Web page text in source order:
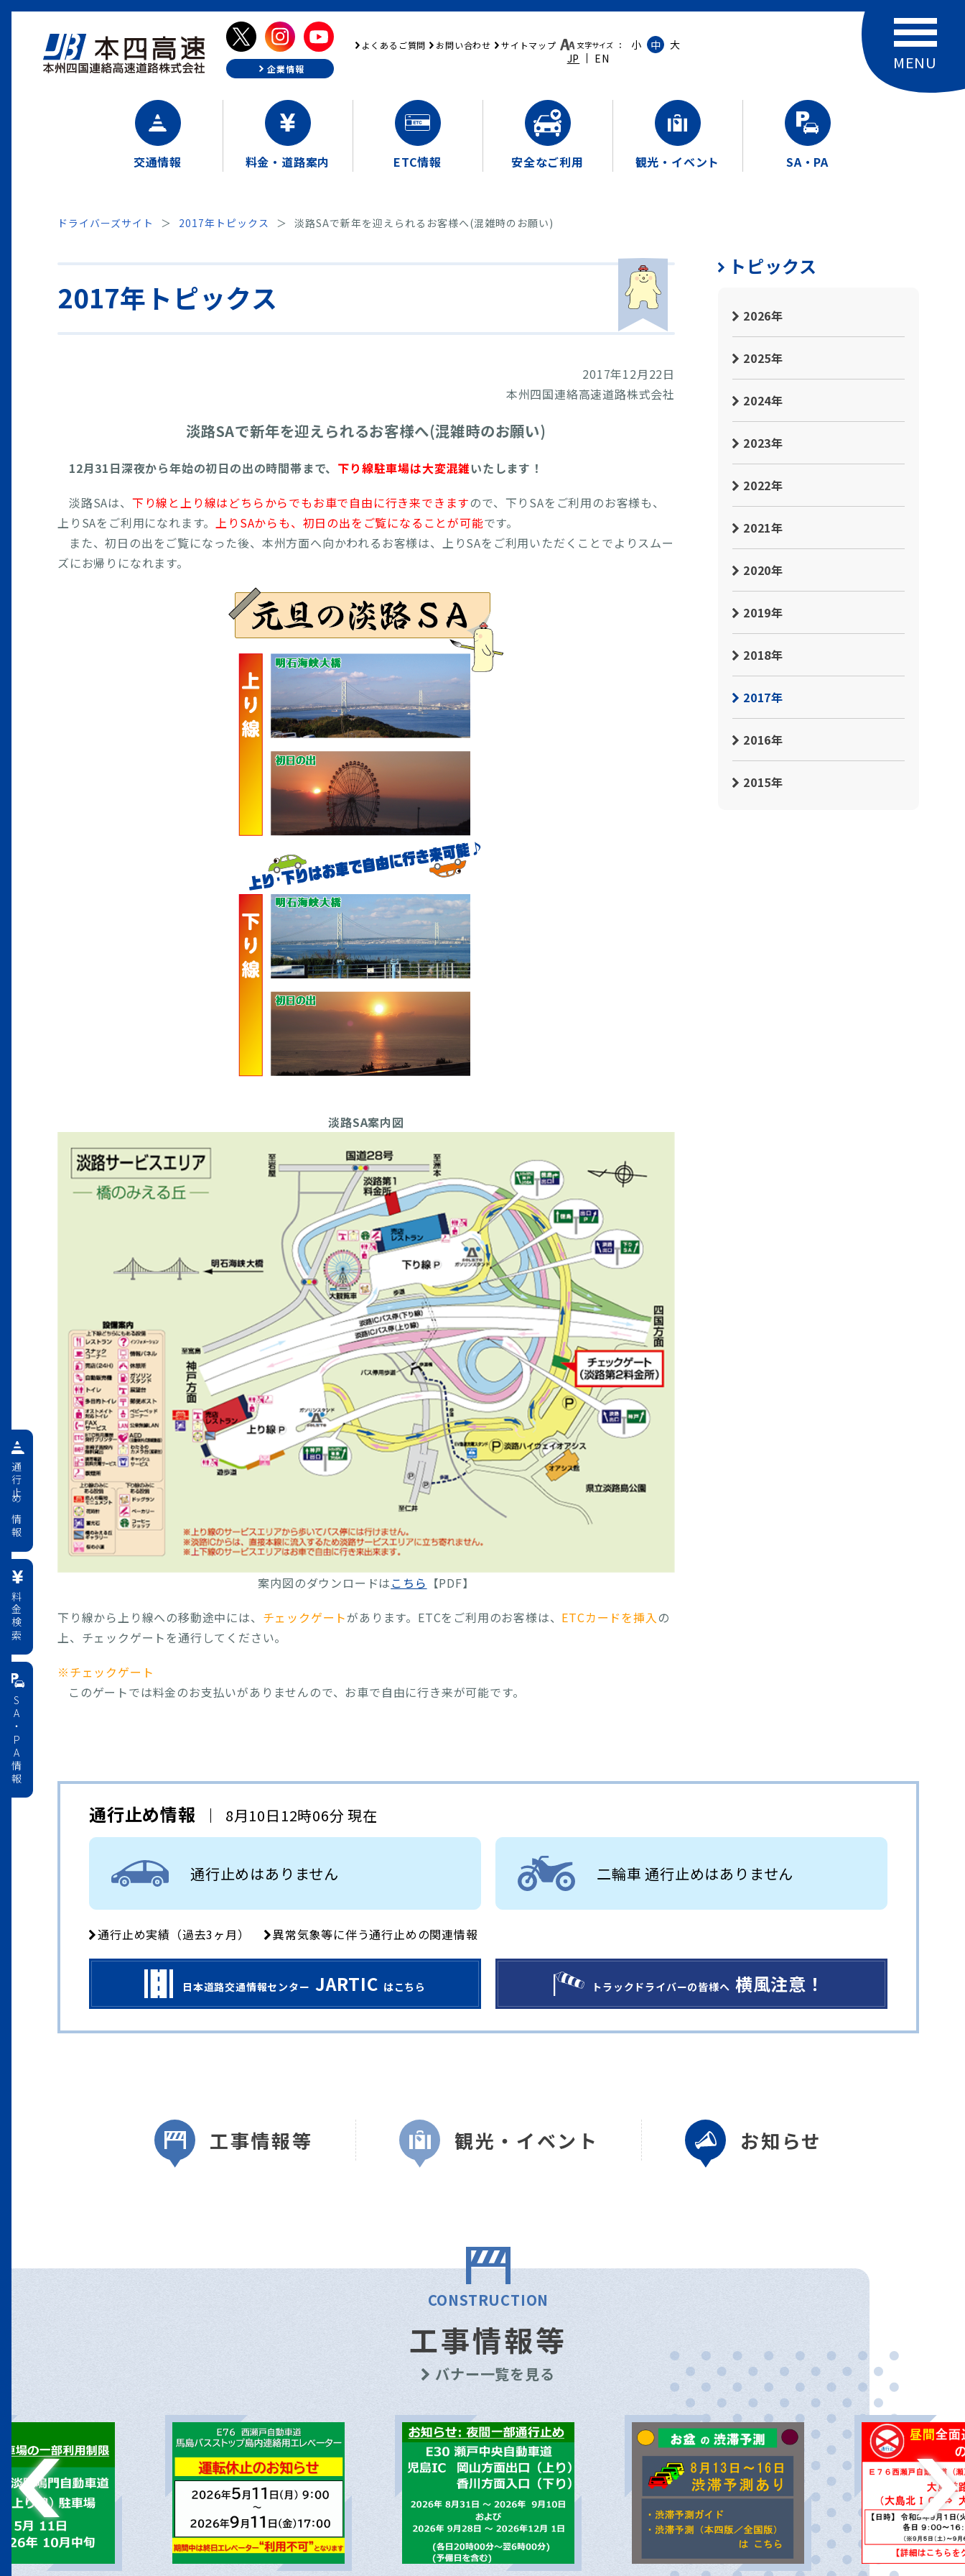
企業情報
よくあるご質問 お問い合わせ サイトマップ 文字サイズ ： 小 中
大
JP
EN
交通情報 料金・道路案内 ETC情報 安全なご利用 観光・イベント SA・PA
ドライバーズサイト 2017年トピックス 淡路SAで新年を迎えられるお客様へ(混雑時のお願い)
2017年トピックス
2017年12月22日
本州四国連絡高速道路株式会社
淡路SAで新年を迎えられるお客様へ(混雑時のお願い)
12月31日深夜から年始の初日の出の時間帯まで、 下り線駐車場は大変混雑いたします！
淡路SAは、 下り線と上り線はどちらからでもお車で自由に行き来できますので、下りSAをご利用のお客様も、
上りSAをご利用になれます。上りSAからも、初日の出をご覧になることが可能です。
また、初日の出をご覧になった後、本州方面へ向かわれるお客様は、上りSAをご利用いただくことでよりスムー
ズにお帰りになれます。
淡路SA案内図
案内図のダウンロードはこちら 【PDF】
下り線から上り線への移動途中には、 チェックゲートがあります。ETCをご利用のお客様は、 ETCカードを挿入の
上、チェックゲートを通行してください。
※チェックゲート
このゲートでは料金のお支払いがありませんので、お車で自由に行き来が可能です。
トピックス
2026年
2025年
2024年
2023年
2022年
2021年
2020年
2019年
2018年
2017年
2016年
2015年
通行止め情報 8月10日12時06分 現在
通行止めはありません 二輪車 通行止めはありません
通行止め実績（過去3ヶ月） 異常気象等に伴う通行止めの関連情報
日本道路交通情報センター JARTIC はこちら トラックドライバーの皆様へ 横風注意！
工事情報等 観光・イベント お知らせ
CONSTRUCTION
工事情報等
バナー一覧を見る
通行止め情報
料金検索
SA・PA情報